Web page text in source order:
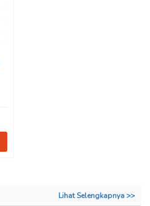
Lihat Selengkapnya >>